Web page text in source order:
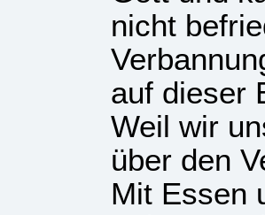
nicht
auf die­ser
Weil wir
über den
Mit Essen